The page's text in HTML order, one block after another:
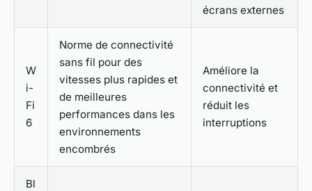
écrans externes
W
i-
Fi
6
Norme de connectivité
sans fil pour des
vitesses plus rapides et
de meilleures
performances dans les
environnements
encombrés
Améliore la
connectivité et
réduit les
interruptions
Bl